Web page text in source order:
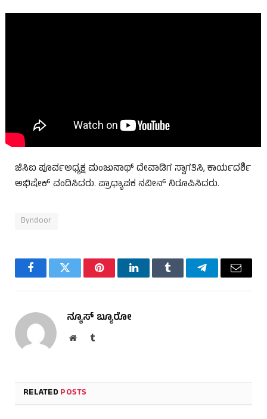
ಜಿಸಿಐ ಪೂರ್ವಅಧ್ಯಕ್ಷ ಮಂಜುನಾಥ್ ದೇವಾಡಿಗ ಸ್ವಾಗತಿಸಿ, ಕಾರ್ಯದರ್ಶಿ
ಅಭಿಷೇಕ್ ವಂದಿಸಿದರು. ಪ್ರಾಧ್ಯಾಪಕ ನವೀನ್ ನಿರೂಪಿಸಿದರು.
Byndoor
FacebookTwitter PinterestLinkedInTumblr TelegramEmail
ನ್ಯೂಸ್ ಬ್ಯೂರೋ
WebsiteTumblr
RELATEDPOSTS